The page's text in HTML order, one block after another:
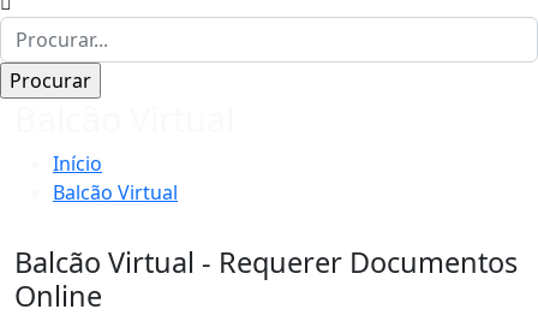
Início
Balcão Virtual
Balcão Virtual - Requerer Documentos
Online